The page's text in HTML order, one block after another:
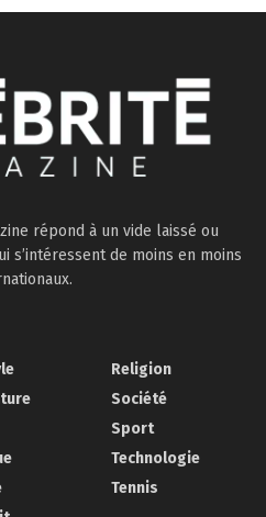
répond à un vide laissé ou
s’intéressent de moins en moins
Religion
Société
Sport
Technologie
Tennis